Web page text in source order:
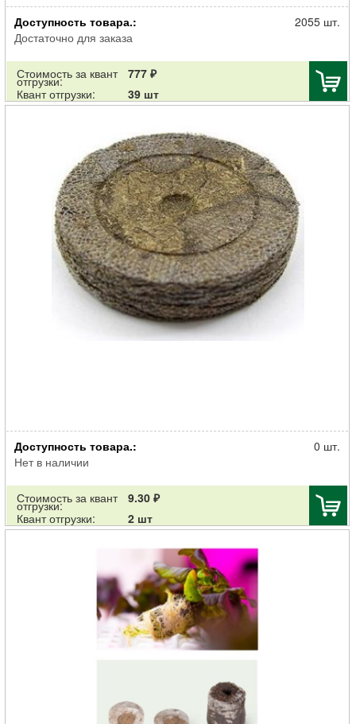
Торфогоршки Огородник 80*80 круглые (1шт = 180 торфогоршков)
Доступность товара.:
Достаточно для заказа
2055 шт.
Стоимость за квант
отгрузки:
777 ₽
Квант отгрузки:
39 шт
Торфотаблетка Джиффи для рассады d-33мм
Доступность товара.:
Нет в наличии
0 шт.
Стоимость за квант
отгрузки:
9.30 ₽
Квант отгрузки:
2 шт